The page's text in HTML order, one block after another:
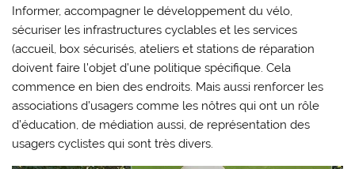
Informer, accompagner le développement du vélo,
sécuriser les infrastructures cyclables et les services
(accueil, box sécurisés, ateliers et stations de réparation
doivent faire l’objet d’une politique spécifique. Cela
commence en bien des endroits. Mais aussi renforcer les
associations d’usagers comme les nôtres qui ont un rôle
d’éducation, de médiation aussi, de représentation des
usagers cyclistes qui sont très divers.